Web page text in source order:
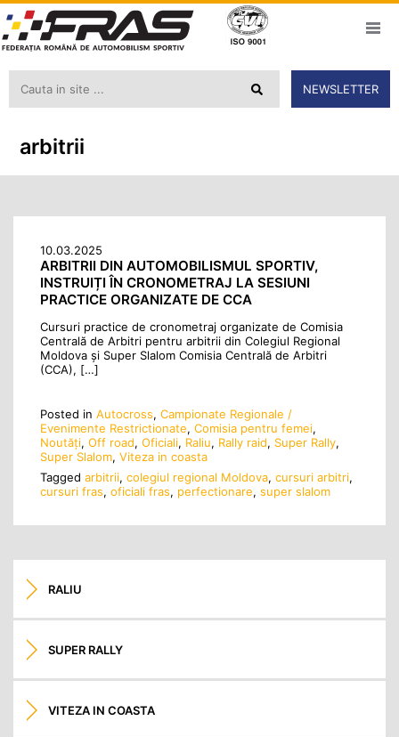
NEWSLETTER
arbitrii
10.03.2025
ARBITRII DIN AUTOMOBILISMUL SPORTIV,
INSTRUIȚI ÎN CRONOMETRAJ LA SESIUNI
PRACTICE ORGANIZATE DE CCA
Cursuri practice de cronometraj organizate de Comisia
Centrală de Arbitri pentru arbitrii din Colegiul Regional
Moldova și Super Slalom Comisia Centrală de Arbitri
(CCA), […]
Posted in Autocross, Campionate Regionale /
Evenimente Restrictionate, Comisia pentru femei,
Noutăţi, Off road, Oficiali, Raliu, Rally raid, Super Rally,
Super Slalom, Viteza in coasta
Tagged arbitrii, colegiul regional Moldova, cursuri arbitri,
cursuri fras, oficiali fras, perfectionare, super slalom
RALIU
SUPER RALLY
VITEZA IN COASTA